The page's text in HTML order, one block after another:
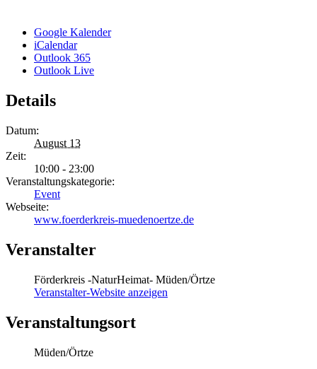
Google Kalender
iCalendar
Outlook 365
Outlook Live
Details
Datum:
August 13
Zeit:
10:00 - 23:00
Veranstaltungskategorie:
Event
Webseite:
www.foerderkreis-muedenoertze.de
Veranstalter
Förderkreis -NaturHeimat- Müden/Örtze
Veranstalter-Website anzeigen
Veranstaltungsort
Müden/Örtze